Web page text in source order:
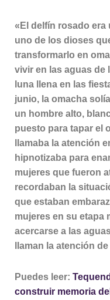
«El delfín rosado
uno de los dioses
transformarlo en
vivir en las aguas de
luna llena en las
junio, la omacha
un hombre alto,
puesto para tapar el
llamaba la atención
hipnotizaba para
mujeres que fueron
recordaban la
que estaban
mujeres en su etapa
acercarse a las
llaman la atención
Puedes leer:
construir memoria